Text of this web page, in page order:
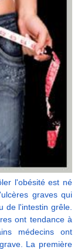
l'obésité est né
graves qui
de l'intestin grêle.
ont tendance à
médecins ont
La première